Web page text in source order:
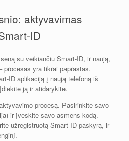
aktyvavimas
ID
su veikiančiu Smart-ID, ir naują,
yra tikrai paprastas.
ID aplikaciją į naują telefoną iš
ją ir atidarykite.
procesą. Pasirinkite savo
ir įveskite savo asmens kodą.
užregistruotą Smart-ID paskyrą, ir